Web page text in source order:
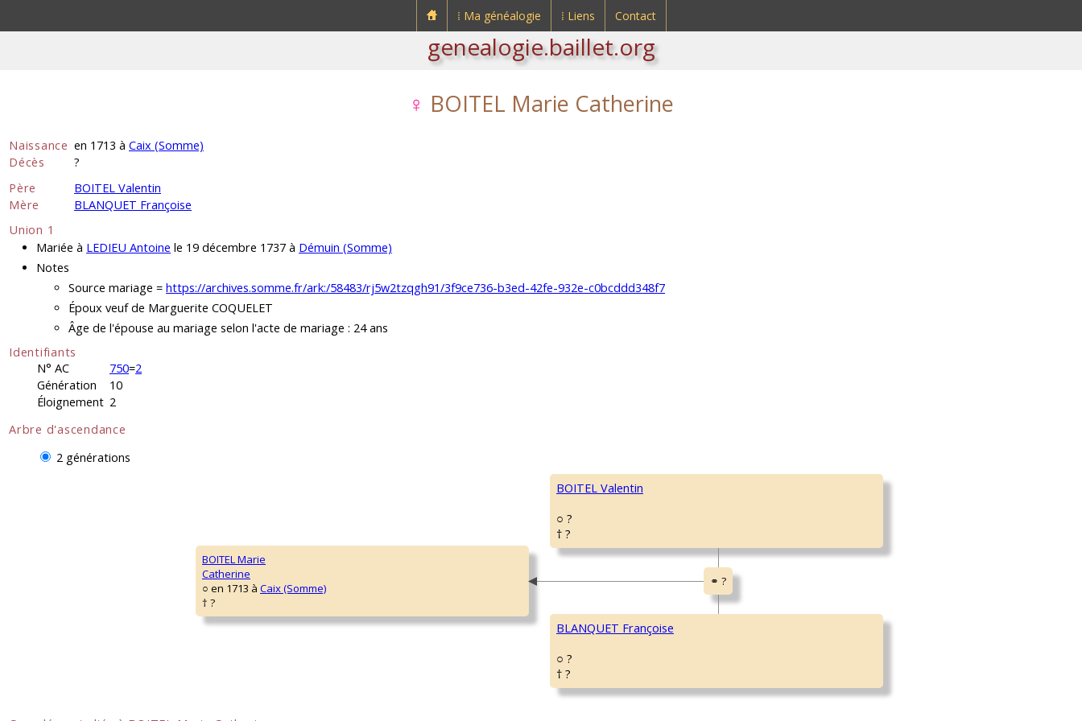
⁞ Ma généalogie ⁞ Liens Contact
genealogie.baillet.org
♀ BOITEL Marie Catherine
Naissance en 1713 à Caix (Somme)
Décès
?
Père
BOITEL Valentin
Mère
BLANQUET Françoise
Union 1
Mariée à LEDIEU Antoine le 19 décembre 1737 à Démuin (Somme)
Notes
Source mariage = https://archives.somme.fr/ark:/58483/rj5w2tzqgh91/3f9ce736-b3ed-42fe-932e-c0bcddd348f7
Époux veuf de Marguerite COQUELET
Âge de l'épouse au mariage selon l'acte de mariage : 24 ans
Identifiants
N° AC
750=2
Génération
10
Éloignement 2
Arbre d'ascendance
2 générations
BOITEL Marie
Catherine
○ en 1713 à Caix (Somme)
† ?
BOITEL Valentin
○ ?
† ?
BLANQUET Françoise
○ ?
† ?